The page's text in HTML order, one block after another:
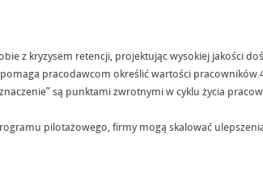
z kryzysem retencji, projektując wysokiej jakości
pracodawcom określić wartości
są punktami zwrotnymi w cyklu życia
pilotażowego, firmy mogą skalować